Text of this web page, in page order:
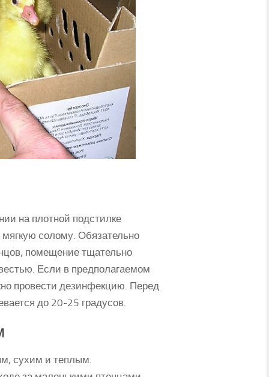
на плотной подстилке
солому. Обязательно
помещение тщательно
Если в предполагаемом
провести дезинфекцию. Перед
до 20-25 градусов.
сухим и теплым.